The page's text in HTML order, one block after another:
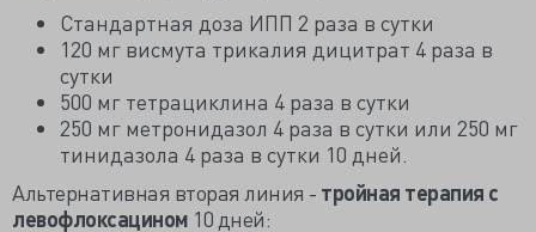
Стандартная доза ИПП 2 раза в сутки
120 мг висмута трикалия дицитрат 4 раза в
сутки
500 мг тетрациклина 4 раза в сутки
250 мг метронидазол 4 раза в сутки или 250 мг
тинидазола 4 раза в сутки 10 дней.
Альтернативная вторая линия - тройная терапия с
левофлоксацином 10 дней: